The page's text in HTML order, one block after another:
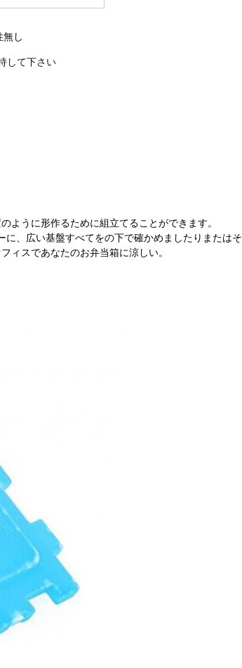
無し
して下さい
ように形作るために組立てることができます。
、広い基盤すべてをの下で確かめましたりまたは
ィスであなたのお弁当箱に涼しい。